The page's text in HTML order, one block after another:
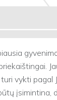
vykti pagal
įsimintina,